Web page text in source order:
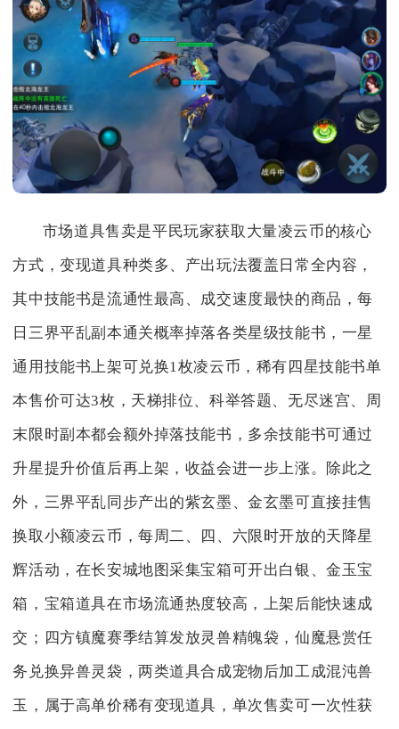
市场道具售卖是平民玩家获取大量凌云币的核心
方式，变现道具种类多、产出玩法覆盖日常全内容，
其中技能书是流通性最高、成交速度最快的商品，每
日三界平乱副本通关概率掉落各类星级技能书，一星
通用技能书上架可兑换1枚凌云币，稀有四星技能书单
本售价可达3枚，天梯排位、科举答题、无尽迷宫、周
末限时副本都会额外掉落技能书，多余技能书可通过
升星提升价值后再上架，收益会进一步上涨。除此之
外，三界平乱同步产出的紫玄墨、金玄墨可直接挂售
换取小额凌云币，每周二、四、六限时开放的天降星
辉活动，在长安城地图采集宝箱可开出白银、金玉宝
箱，宝箱道具在市场流通热度较高，上架后能快速成
交；四方镇魔赛季结算发放灵兽精魄袋，仙魔悬赏任
务兑换异兽灵袋，两类道具合成宠物后加工成混沌兽
玉，属于高单价稀有变现道具，单次售卖可一次性获